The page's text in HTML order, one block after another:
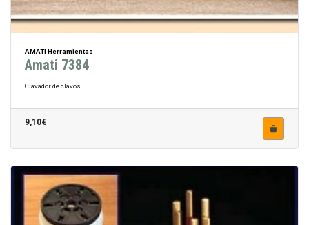
AMATI Herramientas
Amati 7384
Clavador de clavos.
9,10€